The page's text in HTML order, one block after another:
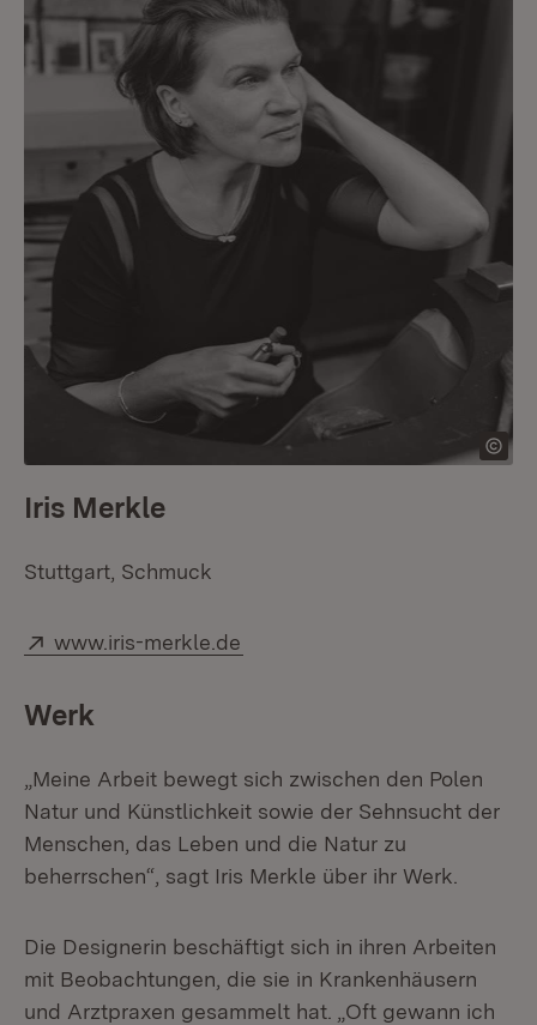
Iris Merkle
Stuttgart, Schmuck
Extern:
www.iris-merkle.de
Werk
„Meine Arbeit bewegt sich zwischen den Polen
Natur und Künstlichkeit sowie der Sehnsucht der
Menschen, das Leben und die Natur zu
beherrschen“, sagt Iris Merkle über ihr Werk.
Die Designerin beschäftigt sich in ihren Arbeiten
mit Beobachtungen, die sie in Krankenhäusern
und Arztpraxen gesammelt hat. „Oft gewann ich